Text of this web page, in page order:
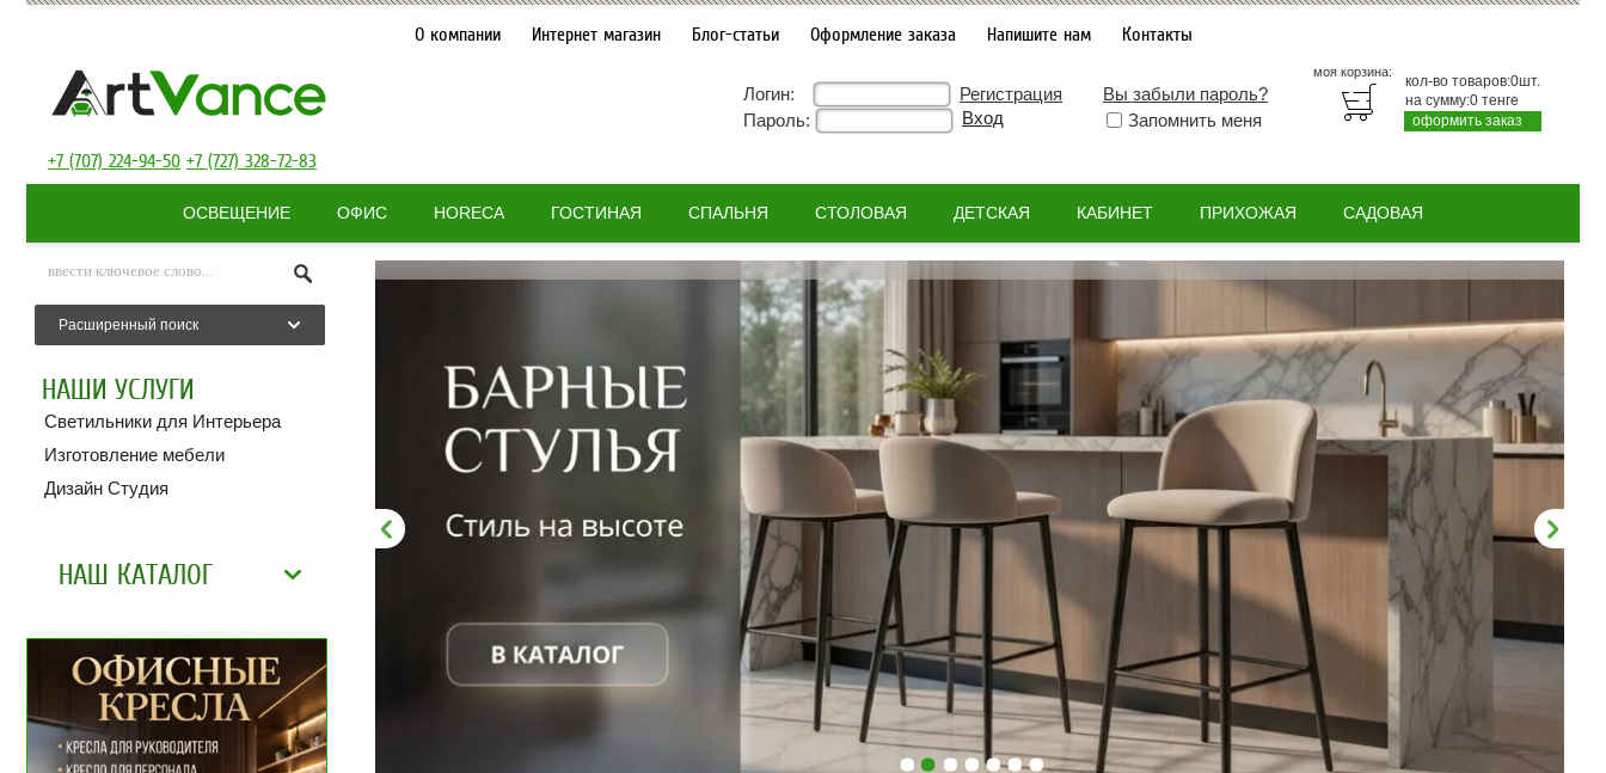
О компании Интернет магазин Блог-статьи Оформление заказа Напишите нам Контакты
Логин: Регистрация
Вы забыли пароль?
Пароль:
Запомнить меня
моя корзина:
кол-во товаров:0шт.
на сумму:0 тенге
оформить заказ
+7 (707) 224-94-50 +7 (727) 328-72-83
ОСВЕЩЕНИЕ ОФИС HORECA ГОСТИНАЯ СПАЛЬНЯ СТОЛОВАЯ ДЕТСКАЯ КАБИНЕТ ПРИХОЖАЯ САДОВАЯ
Расширенный поиск
НАШИ УСЛУГИ
Светильники для Интерьера
Изготовление мебели
Дизайн Студия
НАШ КАТАЛОГ